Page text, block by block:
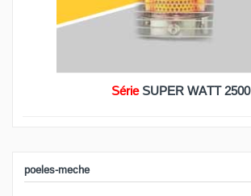
Série SUPER WATT 2500
poeles-meche